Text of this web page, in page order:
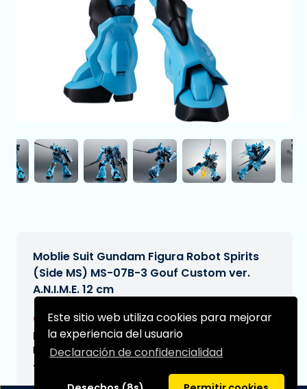
Este sitio web utiliza cookies para mejorar
la experiencia del usuario
Declaración de confidencialidad
Moblie Suit Gundam Figura Robot Spirits
(Side MS) MS-07B-3 Gouf Custom ver.
A.N.I.M.E. 12 cm
€76,99[Sujeto a cambios]
Fecha de entrega prevista:
N/A
Tipo: